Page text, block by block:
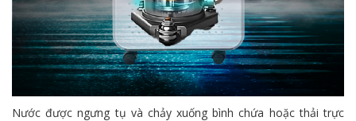
Nước được ngưng tụ và chảy xuống bình chứa hoặc thải trực